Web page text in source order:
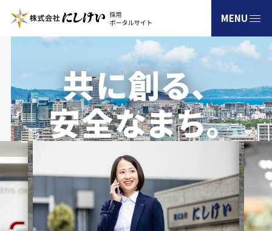
新卒採用
通年採用
高校生採用
障がい者採用
お問い合わせ
共に創る､
安全なまち｡